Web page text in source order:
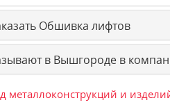
Обшивка лифтов
в Вышгороде в
металлоконструкций и